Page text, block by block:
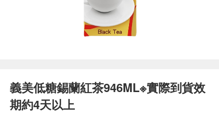
義美低糖錫蘭紅茶946ML※實際到貨效
期約4天以上